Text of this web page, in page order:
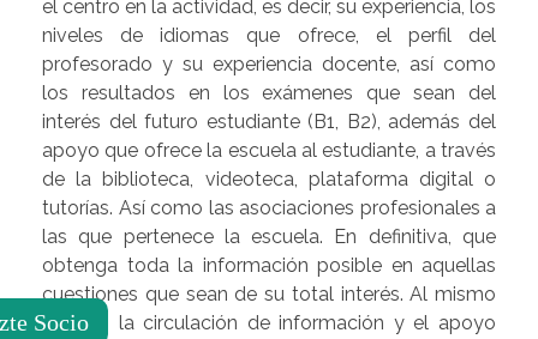
el centro en la actividad, es decir, su experiencia, los
niveles de idiomas que ofrece, el perfil del
profesorado y su experiencia docente, así como
los resultados en los exámenes que sean del
interés del futuro estudiante (B1, B2), además del
apoyo que ofrece la escuela al estudiante, a través
de la biblioteca, videoteca, plataforma digital o
tutorías. Así como las asociaciones profesionales a
las que pertenece la escuela. En definitiva, que
obtenga toda la información posible en aquellas
cuestiones que sean de su total interés. Al mismo
tiempo, la circulación de información y el apoyo
Socio